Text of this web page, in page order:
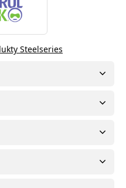
Steelseries